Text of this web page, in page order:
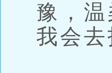
豫，
我会去